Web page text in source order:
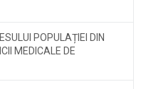
POPULAȚIEI DIN
MEDICALE DE